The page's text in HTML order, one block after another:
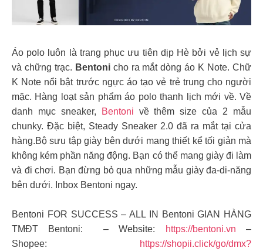
Áo polo luôn là trang phục ưu tiên dịp Hè bởi vẻ lịch sự
và chững trạc. Bentonicho ra mắt dòng áo K Note. Chữ
K Note nổi bật trước ngực áo tạo vẻ trẻ trung cho người
mặc. Hàng loạt sản phẩm áo polo thanh lịch mới về. Về
danh mục sneaker,
Bentoni về thêm size của 2 mẫu
chunky. Đặc biệt, Steady Sneaker 2.0 đã ra mắt tại cửa
hàng.Bộ sưu tập giày bên dưới mang thiết kể tối giản mà
không kém phần năng động. Bạn có thể mang giày đi làm
và đi chơi. Bạn đừng bỏ qua những mẫu giày đa-di-năng
bên dưới. Inbox Bentoni ngay.
Bentoni FOR SUCCESS – ALL IN Bentoni GIAN HÀNG
TMĐT Bentoni: – Website:
https://bentoni.vn –
Shopee:
https://shopii.click/go/dmx?